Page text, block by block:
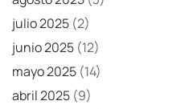
julio 2025 (2)
junio 2025 (12)
mayo 2025 (14)
abril 2025 (9)